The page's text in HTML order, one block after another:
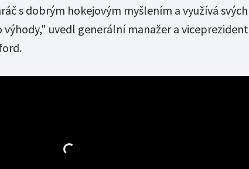
s dobrým hokejovým myšlením a využívá svých
uvedl generální manažer a viceprezident